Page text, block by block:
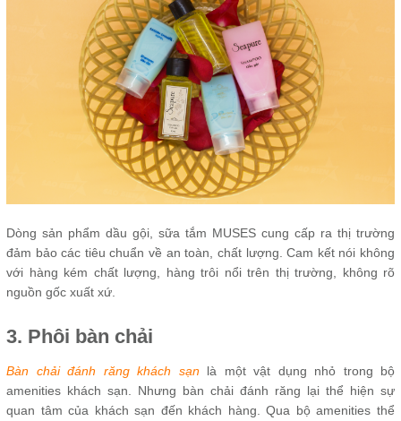
Dòng sản phẩm dầu gội, sữa tắm MUSES cung cấp ra thị trường
đảm bảo các tiêu chuẩn về an toàn, chất lượng. Cam kết nói không
với hàng kém chất lượng, hàng trôi nổi trên thị trường, không rõ
nguồn gốc xuất xứ.
3. Phôi bàn chải
Bàn chải đánh răng khách sạnlà một vật dụng nhỏ trong bộ
amenities khách sạn. Nhưng bàn chải đánh răng lại thể hiện sự
quan tâm của khách sạn đến khách hàng. Qua bộ amenities thể